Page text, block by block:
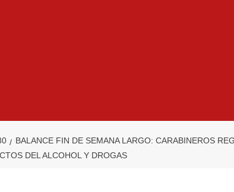
BALANCE FIN DE SEMANA LARGO: CARABINEROS
DEL ALCOHOL Y DROGAS